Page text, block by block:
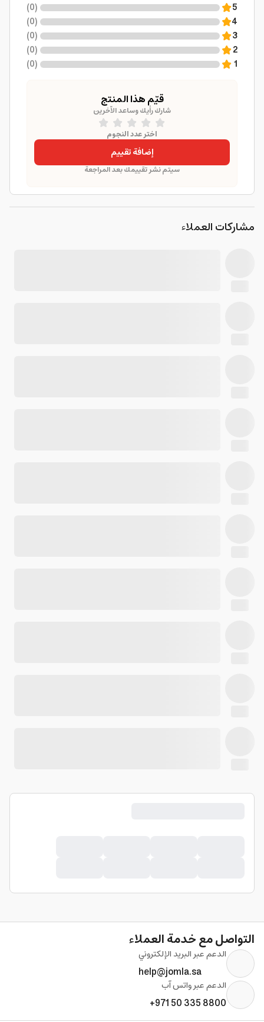
5
(
0
)
4
(
0
)
3
(
0
)
2
(
0
)
1
(
0
)
قيّم هذا المنتج
شارك رأيك وساعد الآخرين
اختر عدد النجوم
إضافة تقييم
سيتم نشر تقييمك بعد المراجعة
مشاركات العملاء
التواصل مع خدمة العملاء
الدعم عبر البريد الإلكتروني
help@jomla.sa
الدعم عبر واتس آب
+971 50 335 8800